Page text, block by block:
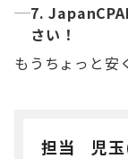
7.
さい！
もうちょっと安
担当 児玉